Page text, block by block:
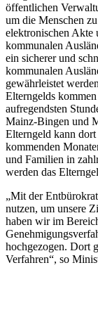
öffentlichen
um die Menschen
elektronischen Akte
kommunalen
ein sicherer und
kommunalen
gewährleistet
Elterngelds
aufregendsten
Mainz-Bingen und
Elterngeld kann
kommenden
und Familien in
werden das
„Mit der
nutzen, um unsere
haben wir im
hochgezogen. Dort
Verfahren“, so